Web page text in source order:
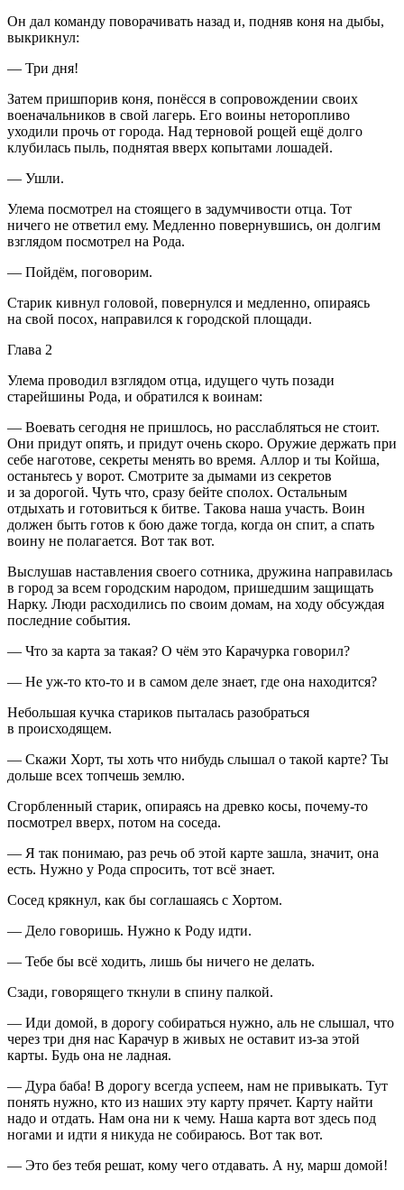
Он дал команду поворачивать назад и, подняв коня на дыбы,
выкрикнул:
— Три дня!
Затем пришпорив коня, понёсся в сопровождении своих
военачальников в свой лагерь. Его воины неторопливо
уходили прочь от города. Над терновой рощей ещё долго
клубилась пыль, поднятая вверх копытами лошадей.
— Ушли.
Улема посмотрел на стоящего в задумчивости отца. Тот
ничего не ответил ему. Медленно повернувшись, он долгим
взглядом посмотрел на Рода.
— Пойдём, поговорим.
Старик кивнул головой, повернулся и медленно, опираясь
на свой посох, направился к городской площади.
Глава 2
Улема проводил взглядом отца, идущего чуть позади
старейшины Рода, и обратился к воинам:
— Воевать сегодня не пришлось, но расслабляться не стоит.
Они придут опять, и придут очень скоро. Оружие держать при
себе наготове, секреты менять во время. Аллор и ты Койша,
останьтесь у ворот. Смотрите за дымами из секретов
и за дорогой. Чуть что, сразу бейте сполох. Остальным
отдыхать и готовиться к битве. Такова наша участь. Воин
должен быть готов к бою даже тогда, когда он спит, а спать
воину не полагается. Вот так вот.
Выслушав наставления своего сотника, дружина направилась
в город за всем городским народом, пришедшим защищать
Нарку. Люди расходились по своим домам, на ходу обсуждая
последние события.
— Что за карта за такая? О чём это Карачурка говорил?
— Не уж-то кто-то и в самом деле знает, где она находится?
Небольшая кучка стариков пыталась разобраться
в происходящем.
— Скажи Хорт, ты хоть что нибудь слышал о такой карте? Ты
дольше всех топчешь землю.
Сгорбленный старик, опираясь на древко косы, почему-то
посмотрел вверх, потом на соседа.
— Я так понимаю, раз речь об этой карте зашла, значит, она
есть. Нужно у Рода спросить, тот всё знает.
Сосед крякнул, как бы соглашаясь с Хортом.
— Дело говоришь. Нужно к Роду идти.
— Тебе бы всё ходить, лишь бы ничего не делать.
Сзади, говорящего ткнули в спину палкой.
— Иди домой, в дорогу собираться нужно, аль не слышал, что
через три дня нас Карачур в живых не оставит из-за этой
карты. Будь она не ладная.
— Дура баба! В дорогу всегда успеем, нам не привыкать. Тут
понять нужно, кто из наших эту карту прячет. Карту найти
надо и отдать. Нам она ни к чему. Наша карта вот здесь под
ногами и идти я никуда не собираюсь. Вот так вот.
— Это без тебя решат, кому чего отдавать. А ну, марш домой!